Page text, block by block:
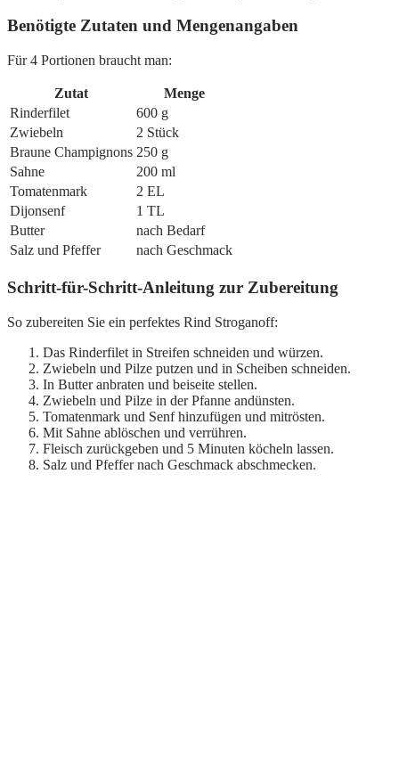
Benötigte Zutaten und Mengenangaben
Für 4 Portionen braucht man:
Zutat
Menge
Rinderfilet
600 g
Zwiebeln
2 Stück
Braune Champignons 250 g
Sahne
200 ml
Tomatenmark
2 EL
Dijonsenf
1 TL
Butter
nach Bedarf
Salz und Pfeffer
nach Geschmack
Schritt-für-Schritt-Anleitung zur Zubereitung
So zubereiten Sie ein perfektes Rind Stroganoff:
Das Rinderfilet in Streifen schneiden und würzen.
Zwiebeln und Pilze putzen und in Scheiben schneiden.
In Butter anbraten und beiseite stellen.
Zwiebeln und Pilze in der Pfanne andünsten.
Tomatenmark und Senf hinzufügen und mitrösten.
Mit Sahne ablöschen und verrühren.
Fleisch zurückgeben und 5 Minuten köcheln lassen.
Salz und Pfeffer nach Geschmack abschmecken.